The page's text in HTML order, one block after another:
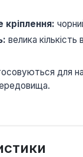
кріплення:
велика
для